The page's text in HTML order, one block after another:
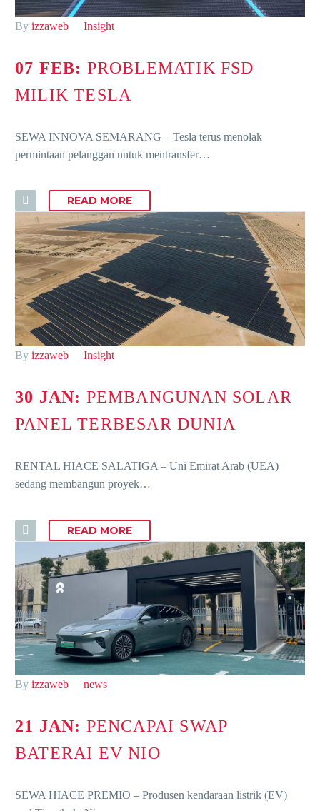
By izzaweb Insight
07 FEB: PROBLEMATIK FSD
MILIK TESLA
SEWA INNOVA SEMARANG – Tesla terus menolak
permintaan pelanggan untuk mentransfer…
READ MORE
By izzaweb Insight
30 JAN: PEMBANGUNAN SOLAR
PANEL TERBESAR DUNIA
RENTAL HIACE SALATIGA – Uni Emirat Arab (UEA)
sedang membangun proyek…
READ MORE
By izzaweb news
21 JAN: PENCAPAI SWAP
BATERAI EV NIO
SEWA HIACE PREMIO – Produsen kendaraan listrik (EV)